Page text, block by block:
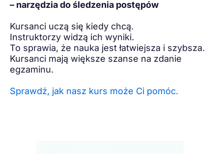
– narzędzia do śledzenia postępów
Kursanci uczą się kiedy chcą.
Instruktorzy widzą ich wyniki.
To sprawia, że nauka jest łatwiejsza i szybsza.
Kursanci mają większe szanse na zdanie
egzaminu.
Sprawdź, jak nasz kurs może Ci pomóc.